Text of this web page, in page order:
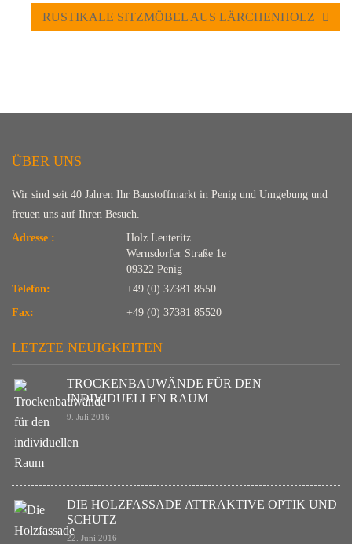
RUSTIKALE SITZMÖBEL AUS LÄRCHENHOLZ
ÜBER UNS
Wir sind seit 40 Jahren Ihr Baustoffmarkt in Penig und Umgebung und
freuen uns auf Ihren Besuch.
Adresse :
Holz Leuteritz
Wernsdorfer Straße 1e
09322 Penig
Telefon:
+49 (0) 37381 8550
Fax:
+49 (0) 37381 85520
LETZTE NEUIGKEITEN
TROCKENBAUWÄNDE FÜR DEN
INDIVIDUELLEN RAUM
9. Juli 2016
DIE HOLZFASSADE ATTRAKTIVE OPTIK UND
SCHUTZ
22. Juni 2016